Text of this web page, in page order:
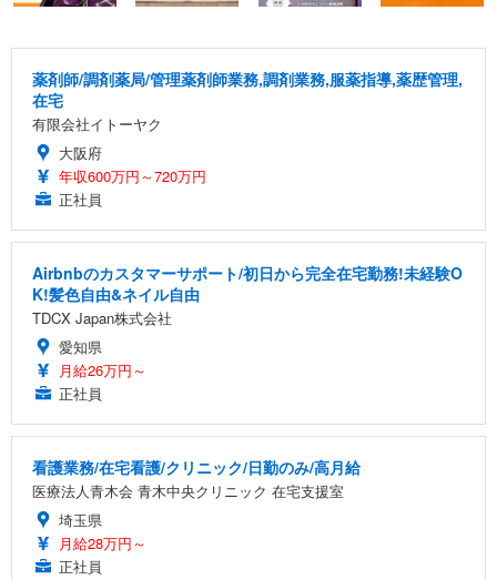
薬剤師/調剤薬局/管理薬剤師業務,調剤業務,服薬指導,薬歴管理,
在宅
有限会社イトーヤク
大阪府
年収600万円～720万円
正社員
Airbnbのカスタマーサポート/初日から完全在宅勤務!未経験O
K!髪色自由&ネイル自由
TDCX Japan株式会社
愛知県
月給26万円～
正社員
看護業務/在宅看護/クリニック/日勤のみ/高月給
医療法人青木会 青木中央クリニック 在宅支援室
埼玉県
月給28万円～
正社員